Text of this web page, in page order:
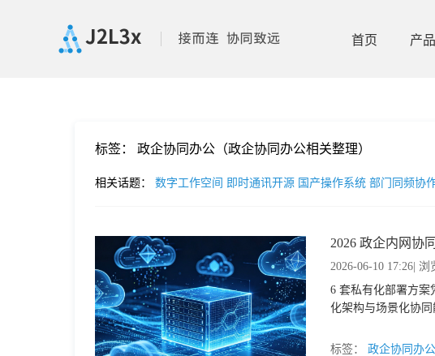
首页 产品
标签： 政企协同办公（政企协同办公相关整理）
相关话题： 数字工作空间 即时通讯开源 国产操作系统 部门同频协
2026 政企内网协
2026-06-10 17:26 |
6 套私有化部署方案
化架构与场景化协同
标签： 政企协同办公